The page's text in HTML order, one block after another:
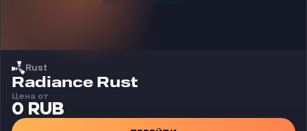
Rust
Чит
Radiance Rust
Цена от
0 RUB